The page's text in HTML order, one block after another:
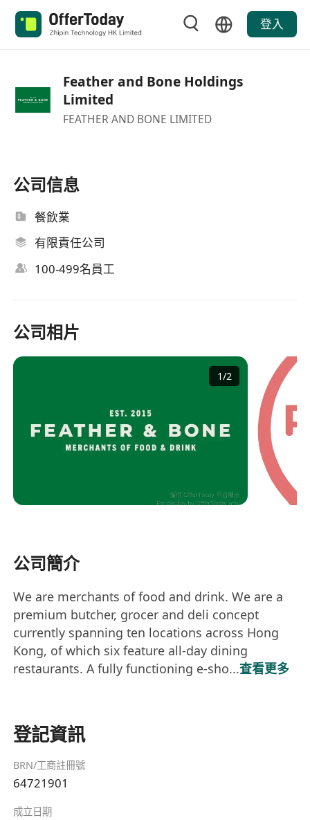
登入
Feather and Bone Holdings
Limited
FEATHER AND BONE LIMITED
公司信息
餐飲業
有限責任公司
100-499名員工
公司相片
1/2
公司簡介
We are merchants of food and drink. We are a
premium butcher, grocer and deli concept
currently spanning ten locations across Hong
Kong, of which six feature all-day dining
restaurants. A fully functioning e-sho...查看更多
登記資訊
BRN/工商註冊號
64721901
成立日期